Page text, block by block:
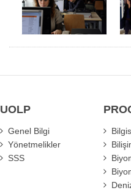
UOLP
Genel Bilgi
Yönetmelikler
SSS